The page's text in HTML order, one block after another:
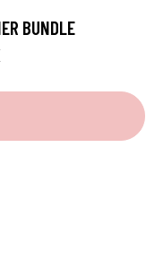
BUNDLE